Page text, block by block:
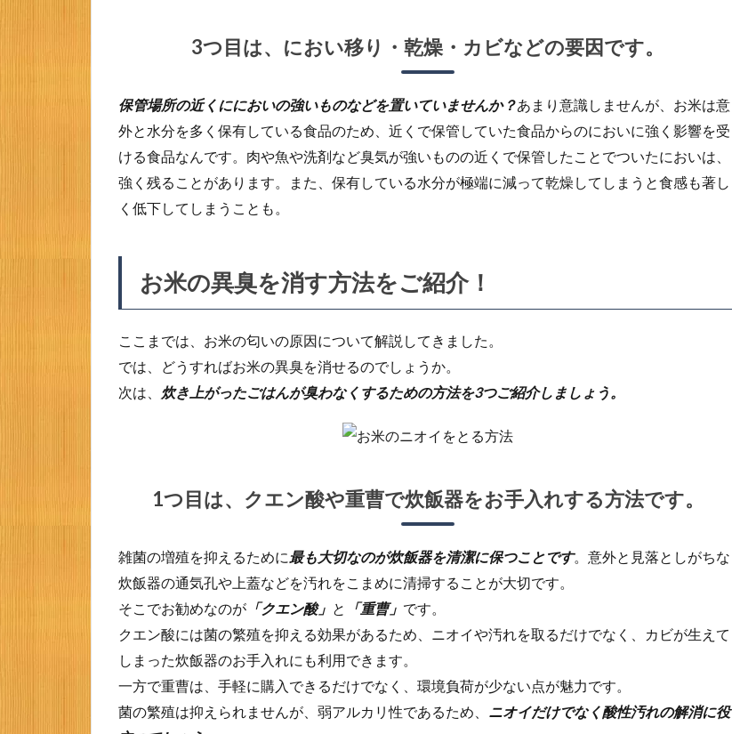
の異
臭を
方法
をご
紹
介！
1つ目
は、
クエ
や重
曹で
炊飯
器を
で
2つ目
は、
お米
を鮮
度の
良い
状態
で保
管
3つ目は、におい移り・乾燥・カビなどの要因です。
保管場所の近くににおいの強いものなどを置いていませんか？あまり意識しませんが、お米は意
外と水分を多く保有している食品のため、近くで保管していた食品からのにおいに強く影響を受
ける食品なんです。肉や魚や洗剤など臭気が強いものの近くで保管したことでついたにおいは、
強く残ることがあります。また、保有している水分が極端に減って乾燥してしまうと食感も著し
く低下してしまうことも。
お米の異臭を消す方法をご紹介！
ここまでは、お米の匂いの原因について解説してきました。
では、どうすればお米の異臭を消せるのでしょうか。
次は、 炊き上がったごはんが臭わなくするための方法を3つご紹介しましょう。
1つ目は、クエン酸や重曹で炊飯器をお手入れする方法です。
雑菌の増殖を抑えるために最も大切なのが炊飯器を清潔に保つことです。意外と見落としがちな
炊飯器の通気孔や上蓋などを汚れをこまめに清掃することが大切です。
そこでお勧めなのが 「クエン酸」 と 「重曹」 です。
クエン酸には菌の繁殖を抑える効果があるため、ニオイや汚れを取るだけでなく、カビが生えて
しまった炊飯器のお手入れにも利用できます。
一方で重曹は、手軽に購入できるだけでなく、環境負荷が少ない点が魅力です。
菌の繁殖は抑えられませんが、弱アルカリ性であるため、 ニオイだけでなく酸性汚れの解消に役